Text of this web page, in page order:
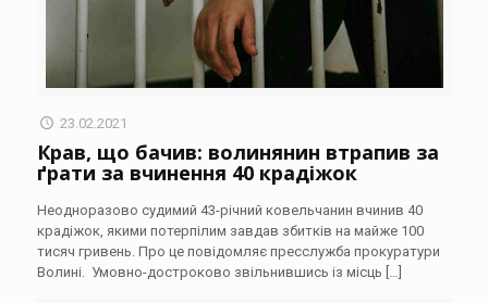
23.02.2021
Крав, що бачив: волинянин втрапив за
ґрати за вчинення 40 крадіжок
Неодноразово судимий 43-річний ковельчанин вчинив 40
крадіжок, якими потерпілим завдав збитків на майже 100
тисяч гривень. Про це повідомляє пресслужба прокуратури
Волині. Умовно-достроково звільнившись із місць